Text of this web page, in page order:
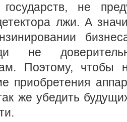
государств, не
лжи. А
не
Поэтому, чтобы
приобретения
же убедить